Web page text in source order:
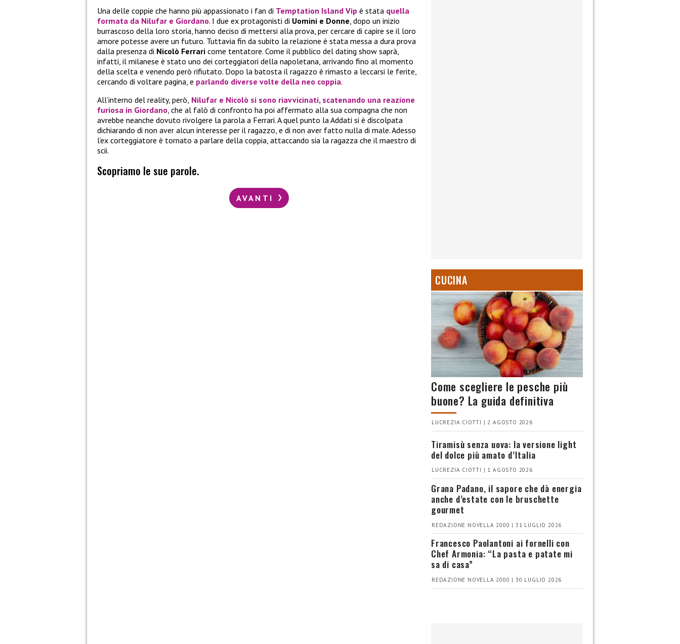
Una delle coppie che hanno più appassionato i fan di Temptation Island Vip è stata quella
formata da Nilufar e Giordano. I due ex protagonisti di Uomini e Donne, dopo un inizio
burrascoso della loro storia, hanno deciso di mettersi alla prova, per cercare di capire se il loro
amore potesse avere un futuro. Tuttavia fin da subito la relazione è stata messa a dura prova
dalla presenza di Nicolò Ferrari come tentatore. Come il pubblico del dating show saprà,
infatti, il milanese è stato uno dei corteggiatori della napoletana, arrivando fino al momento
della scelta e venendo però rifiutato. Dopo la batosta il ragazzo è rimasto a leccarsi le ferite,
cercando di voltare pagina, e parlando diverse volte della neo coppia.
All’interno del reality, però, Nilufar e Nicolò si sono riavvicinati, scatenando una reazione
furiosa in Giordano, che al falò di confronto ha poi affermato alla sua compagna che non
avrebbe neanche dovuto rivolgere la parola a Ferrari. A quel punto la Addati si è discolpata
dichiarando di non aver alcun interesse per il ragazzo, e di non aver fatto nulla di male. Adesso
l’ex corteggiatore è tornato a parlare della coppia, attaccando sia la ragazza che il maestro di
scii.
Scopriamo le sue parole.
AVANTI
CUCINA
Come scegliere le pesche più
buone? La guida definitiva
LUCREZIA CIOTTI | 2 AGOSTO 2026
Tiramisù senza uova: la versione light
del dolce più amato d’Italia
LUCREZIA CIOTTI | 1 AGOSTO 2026
Grana Padano, il sapore che dà energia
anche d’estate con le bruschette
gourmet
REDAZIONE NOVELLA 2000 | 31 LUGLIO 2026
Francesco Paolantoni ai fornelli con
Chef Armonia: “La pasta e patate mi
sa di casa”
REDAZIONE NOVELLA 2000 | 30 LUGLIO 2026